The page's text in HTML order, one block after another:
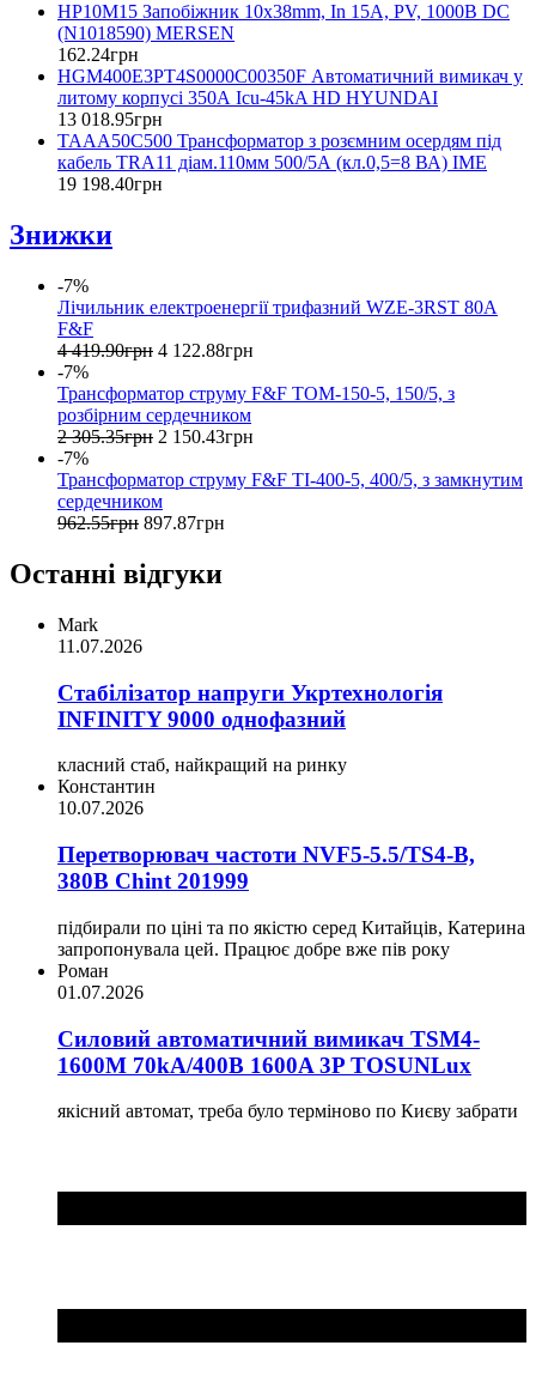
HP10M15 Запобіжник 10x38mm, In 15A, PV, 1000B DC
(N1018590) MERSEN
162.24грн
HGM400E3PT4S0000C00350F Автоматичний вимикач у
литому корпусі 350А Icu-45kA HD HYUNDAI
13 018.95грн
TAAA50C500 Трансформатор з розємним осердям під
кабель TRA11 діам.110мм 500/5А (кл.0,5=8 ВА) IME
19 198.40грн
Знижки
-7%
Лічильник електроенергії трифазний WZE-3RST 80A
F&F
4 419.90грн 4 122.88грн
-7%
Трансформатор струму F&F TOM-150-5, 150/5, з
розбірним сердечником
2 305.35грн 2 150.43грн
-7%
Трансформатор струму F&F TI-400-5, 400/5, з замкнутим
сердечником
962.55грн 897.87грн
Останні відгуки
Mark
11.07.2026
Стабілізатор напруги Укртехнологія
INFINITY 9000 однофазний
класний стаб, найкращий на ринку
Константин
10.07.2026
Перетворювач частоти NVF5-5.5/TS4-B,
380В Chint 201999
підбирали по ціні та по якістю серед Китайців, Катерина
запропонувала цей. Працює добре вже пів року
Роман
01.07.2026
Силовий автоматичний вимикач TSM4-
1600M 70kA/400B 1600A 3P TOSUNLux
якісний автомат, треба було терміново по Києву забрати